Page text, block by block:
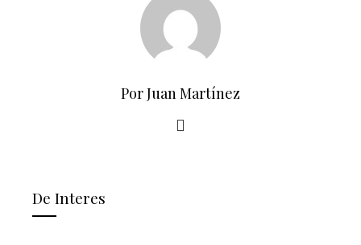
Por Juan Martínez
De Interes